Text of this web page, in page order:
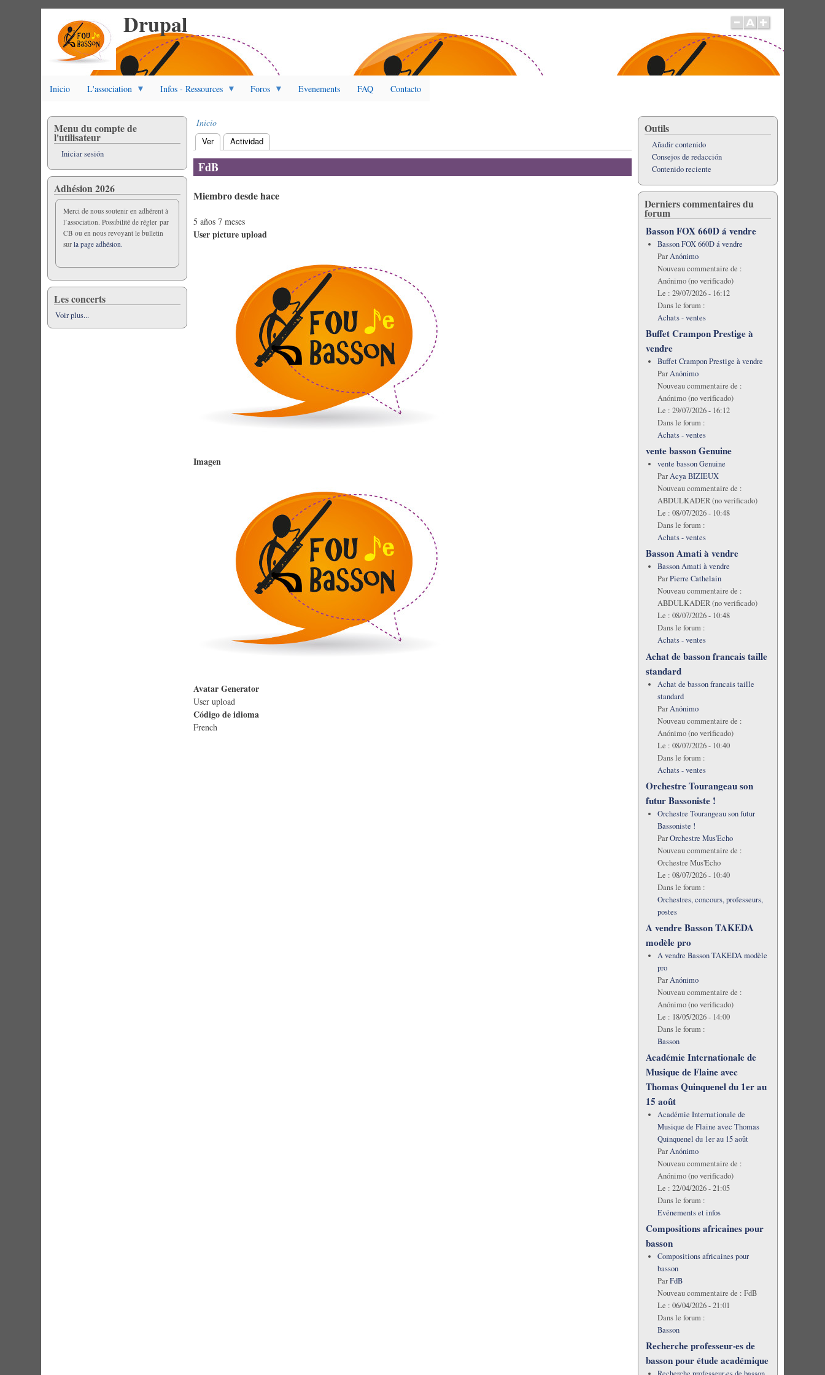
Drupal
Inicio L'association Infos - Ressources Foros Evenements FAQ Contacto
Sobrescribir
enlaces
de
ayuda
la
Inicio
Solapas
principales
Ver(solapa activa)
Actividad
FdB
Miembro desde hace
5 años 7 meses
User picture upload
Imagen
Avatar Generator
User upload
Código de idioma
French
Menu du compte de
l'utilisateur
Iniciar sesión
Adhésion 2026
Merci de nous soutenir en adhérent à
l’association. Possibilité de régler par
CB ou en nous revoyant le bulletin
surla page adhésion.
Les concerts
Voir plus...
Outils
Añadir contenido
Consejos de redacción
Contenido reciente
Derniers commentaires du
forum
Basson FOX 660D á vendre
Basson FOX 660D á vendre
ParAnónimo
Nouveau commentaire de :
Anónimo (no verificado)
Le : 29/07/2026 - 16:12
Dans le forum :
Achats - ventes
Buffet Crampon Prestige à
vendre
Buffet Crampon Prestige à vendre
ParAnónimo
Nouveau commentaire de :
Anónimo (no verificado)
Le : 29/07/2026 - 16:12
Dans le forum :
Achats - ventes
vente basson Genuine
vente basson Genuine
ParAcya BIZIEUX
Nouveau commentaire de :
ABDULKADER (no verificado)
Le : 08/07/2026 - 10:48
Dans le forum :
Achats - ventes
Basson Amati à vendre
Basson Amati à vendre
ParPierre Cathelain
Nouveau commentaire de :
ABDULKADER (no verificado)
Le : 08/07/2026 - 10:48
Dans le forum :
Achats - ventes
Achat de basson francais taille
standard
Achat de basson francais taille
standard
ParAnónimo
Nouveau commentaire de :
Anónimo (no verificado)
Le : 08/07/2026 - 10:40
Dans le forum :
Achats - ventes
Orchestre Tourangeau son
futur Bassoniste !
Orchestre Tourangeau son futur
Bassoniste !
ParOrchestre Mus'Echo
Nouveau commentaire de :
Orchestre Mus'Echo
Le : 08/07/2026 - 10:40
Dans le forum :
Orchestres, concours, professeurs,
postes
A vendre Basson TAKEDA
modèle pro
A vendre Basson TAKEDA modèle
pro
ParAnónimo
Nouveau commentaire de :
Anónimo (no verificado)
Le : 18/05/2026 - 14:00
Dans le forum :
Basson
Académie Internationale de
Musique de Flaine avec
Thomas Quinquenel du 1er au
15 août
Académie Internationale de
Musique de Flaine avec Thomas
Quinquenel du 1er au 15 août
ParAnónimo
Nouveau commentaire de :
Anónimo (no verificado)
Le : 22/04/2026 - 21:05
Dans le forum :
Evénements et infos
Compositions africaines pour
basson
Compositions africaines pour
basson
ParFdB
Nouveau commentaire de : FdB
Le : 06/04/2026 - 21:01
Dans le forum :
Basson
Recherche professeur·es de
basson pour étude académique